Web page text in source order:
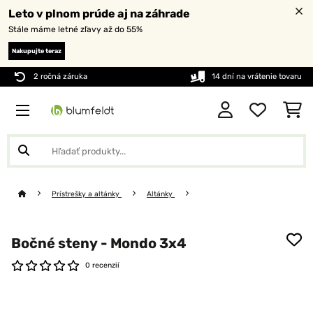
Leto v plnom prúde aj na záhrade
Stále máme letné zľavy až do 55%
Nakupujte teraz
2 ročná záruka 14 dní na vrátenie tovaru
Prístrešky a altánky Altánky
Bočné steny - Mondo 3x4
0 recenzií